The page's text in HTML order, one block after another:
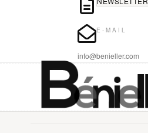
E-MAIL
info@benieller.com